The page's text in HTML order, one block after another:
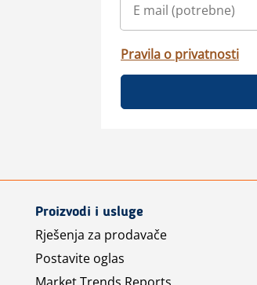
Pravila o privatnosti
Proizvodi i usluge
Rješenja za prodavače
Postavite oglas